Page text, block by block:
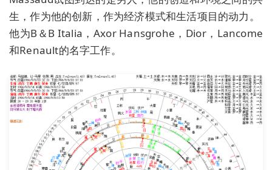
生，作为他的创新，作为经济模式和生活项目的动力。
他为B＆B Italia，Axor Hansgrohe，Dior，Lancome
和Renault的名字工作。